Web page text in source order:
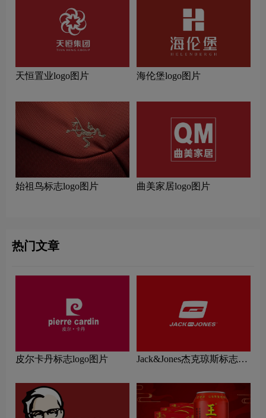
天恒置业logo图片 海伦堡logo图片
始祖鸟标志logo图片 曲美家居logo图片
热门文章
皮尔卡丹标志logo图片
Jack&Jones杰克琼斯标志